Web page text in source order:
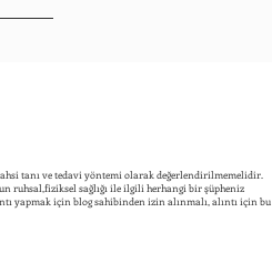
tanı ve tedavi yöntemi olarak değerlendirilmemelidir.
ruhsal,fiziksel sağlığı ile ilgili herhangi bir şüpheniz
yapmak için blog sahibinden izin alınmalı, alıntı için bu